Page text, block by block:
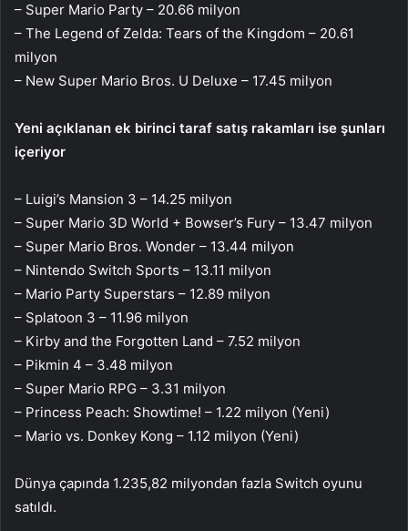
– Super Mario Party – 20.66 milyon
– The Legend of Zelda: Tears of the Kingdom – 20.61
milyon
– New Super Mario Bros. U Deluxe – 17.45 milyon
Yeni açıklanan ek birinci taraf satış rakamları ise şunları
içeriyor
– Luigi’s Mansion 3 – 14.25 milyon
– Super Mario 3D World + Bowser’s Fury – 13.47 milyon
– Super Mario Bros. Wonder – 13.44 milyon
– Nintendo Switch Sports – 13.11 milyon
– Mario Party Superstars – 12.89 milyon
– Splatoon 3 – 11.96 milyon
– Kirby and the Forgotten Land – 7.52 milyon
– Pikmin 4 – 3.48 milyon
– Super Mario RPG – 3.31 milyon
– Princess Peach: Showtime! – 1.22 milyon (Yeni)
– Mario vs. Donkey Kong – 1.12 milyon (Yeni)
Dünya çapında 1.235,82 milyondan fazla Switch oyunu
satıldı.